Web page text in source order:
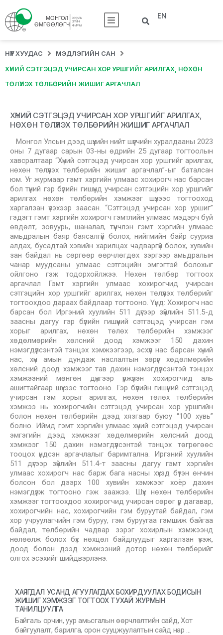
EN
НҮҮР ХУУДАС МЭДЛЭГИЙН САН
ХҮНИЙ СЭТГЭЦЭД УЧИРСАН ХОР УРШГИЙГ АРИЛГАХ, НӨХӨН
ТӨЛҮҮЛЭХ ТӨЛБӨРИЙН ЖИШИГ АРГАЧЛАЛ
ХҮНИЙ СЭТГЭЦЭД УЧИРСАН ХОР УРШГИЙГ АРИЛГАХ,
НӨХӨН ТӨЛҮҮЛЭХ ТӨЛБӨРИЙН ЖИШИГ АРГАЧЛАЛ
Монгол Улсын дээд шүүхийн нийт шүүгчийн хуралдааны 2023
оны 7 дугаар сарын 03-ны өдрийн 25 дугаар тогтоолын
хавсралтаар “Хүний сэтгэцэд учирсан хор уршгийг арилгах,
нөхөн төлүүлэх төлбөрийн жишиг аргачлал”-ыг баталсан
юм. Уг журмаар гэмт хэргийн улмаас хохирогч нас барсан
бол түүний гэр бүлийн гишүүнд учирсан сэтгэцийн хор уршгийг
арилгах нөхөн төлбөрийн хэмжээг шүүхээс тогтооход
харгалзан үзэхээр заасан. “Сэтгэцэд учирсан хор уршиг”
гэдэгт гэмт хэргийн хохирогч гэмтлийн улмаас мэдэрч буй
өвдөлт, зовуурь, шаналал, түүнчлэн гэмт хэргийн улмаас
амьдралын баяр баясалгүй болох, нийгмийн байр сууриа
алдах, бусадтай хэвийн харилцах чадваргүй болох, хувийн
зан байдал нь сөргөөр өөрчлөгдөх зэргээр амьдралын
чанар муудсаны улмаас сэтгэцийн эмгэгтэй болохыг
ойлгоно гэж тодорхойлжээ. Нөхөн төлбөр тогтоох
аргачлал Гэмт хэргийн улмаас хохирогчид учирсан
сэтгэцийн хор уршгийг арилгах, нөхөн төлүүлэх төлбөрийг
тогтоохдоо дараах байдлаар тогтооно. Үүнд: Хохирогч нас
барсан бол Иргэний хуулийн 511 дүгээр зүйлийн 511.5-д
заасны дагуу гэр бүлийн гишүүний сэтгэцэд учирсан гэм
хорыг арилгах, нөхөн төлөх төлбөрийн хэмжээг
хөдөлмөрийн хөлсний доод хэмжээг 150 дахин
нэмэгдүүлсэнтэй тэнцэх хэмжээгээр, эсхүл нас барсан хүний
нас, хүн амын дундаж наслалтын зөрүүг хөдөлмөрийн
хөлсний доод хэмжээг тав дахин нэмэгдүүлсэнтэй тэнцэх
хэмжээний мөнгөн дүнгээр үржүүлэн хохирогчид аль
ашигтайгаар шүүхээс тогтооно. Гэр бүлийн гишүүний сэтгэцэд
учирсан гэм хорыг арилгах, нөхөн төлөх төлбөрийн
хэмжээ нь хохирогчийн сэтгэцэд учирсан хор уршгийн
болон нөхөн төлбөрийн дээд хязгаар буюу “100 хувь”
болно. Иймд гэмт хэргийн улмаас хүний сэтгэцэд учирсан
эмгэгийн дээд хэмжээг хөдөлмөрийн хөлсний доод
хэмжээг 150 дахин нэмэгдүүлсэнтэй тэнцэх төгрөгөөс
тооцох үндсэн аргачлалыг баримтална. Иргэний хуулийн
511 дүгээр зүйлийн 511.4-т заасны дагуу гэмт хэргийн
улмаас хохирогч нас барж бага насны хүүхэд бүтэн өнчин
болсон бол дээрх 100 хувийн хэмжээг хоёр дахин
нэмэгдүүлж тогтооно гэж заажээ. Шүүх нөхөн төлбөрийн
хэмжээг тогтоохдоо хохирогчид учирсан сөрөг үр дагавар,
хохирогчийн нас, хохирогчийн гэм буруутай байдал, гэм
хор учруулагчийн гэм буруу, гэм буруугаа гэмшиж байгаа
байдал, төлбөрийн чадвар зэрэг хохирлын хэмжээнд
нөлөөлж болох бүх нөхцөл байдлуудыг харгалзан үзэж,
доод болон дээд хэмжээний дотор нөхөн төлбөрийг
олгох эсэхийг шийдвэрлэнэ.
ХАЯГДАЛ УСАНД АГУУЛАГДАХ БОХИРДУУЛАХ БОДИСЫН
ЖИШИГ ХЭМЖЭЭГ ТОГТООХ ТУХАЙ ЖУРМЫН
ТАНИЛЦУУЛГА
Байгаль орчин, уур амьсгалын өөрчлөлтийн сайд, Хот
байгуулалт, барилга, орон сууцжуулалтын сайд нар …